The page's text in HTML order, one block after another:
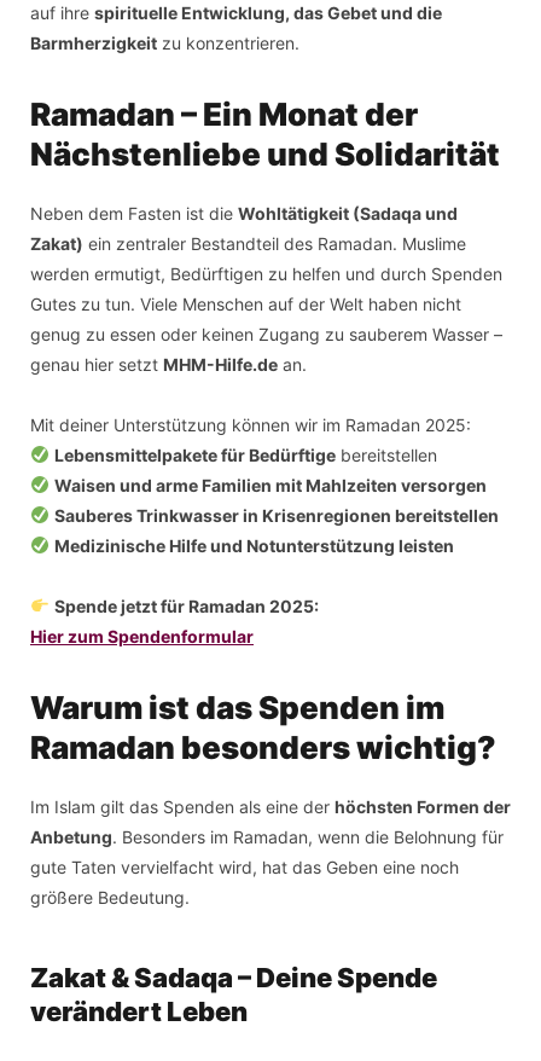
auf ihre spirituelle Entwicklung, das Gebet und die
Barmherzigkeit zu konzentrieren.
Ramadan – Ein Monat der
Nächstenliebe und Solidarität
Neben dem Fasten ist die Wohltätigkeit (Sadaqa und
Zakat) ein zentraler Bestandteil des Ramadan. Muslime
werden ermutigt, Bedürftigen zu helfen und durch Spenden
Gutes zu tun. Viele Menschen auf der Welt haben nicht
genug zu essen oder keinen Zugang zu sauberem Wasser –
genau hier setzt MHM-Hilfe.de an.
Mit deiner Unterstützung können wir im Ramadan 2025:
Lebensmittelpakete für Bedürftigebereitstellen
Waisen und arme Familien mit Mahlzeiten versorgen
Sauberes Trinkwasser in Krisenregionen bereitstellen
Medizinische Hilfe und Notunterstützung leisten
Spende jetzt für Ramadan 2025:
Hier zum Spendenformular
Warum ist das Spenden im
Ramadan besonders wichtig?
Im Islam gilt das Spenden als eine der höchsten Formen der
Anbetung. Besonders im Ramadan, wenn die Belohnung für
gute Taten vervielfacht wird, hat das Geben eine noch
größere Bedeutung.
Zakat & Sadaqa – Deine Spende
verändert Leben